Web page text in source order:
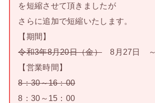
を短縮させて頂きましたが
さらに追加で短縮いたします。
【期間】
令和3年8月20日（金）8月27日
【営業時間】
8：30～16：00
8：30～15：00